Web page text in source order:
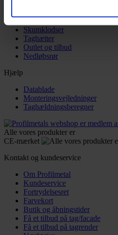
Skumklodser
Taghætter
Outlet og tilbud
Nedløbsrør
Hjælp
Datablade
Monteringsvejledninger
Taghældningsberegner
Alle vores produkter er
CE-mærket
Kontakt og kundeservice
Om Profilmetal
Kundeservice
Fortrydelsesret
Farvekort
Butik og åbningstider
Få et tilbud på tag/facade
Få et tilbud på tagrender